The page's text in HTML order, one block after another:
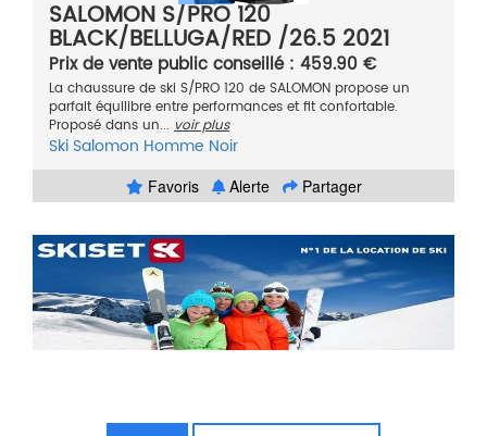
SALOMON S/PRO 120
BLACK/BELLUGA/RED /26.5 2021
Prix de vente public conseillé : 459.90 €
La chaussure de ski S/PRO 120 de SALOMON propose un
parfait équilibre entre performances et fit confortable.
Proposé dans un... voir plus
Ski Salomon Homme Noir
Favoris Alerte Partager